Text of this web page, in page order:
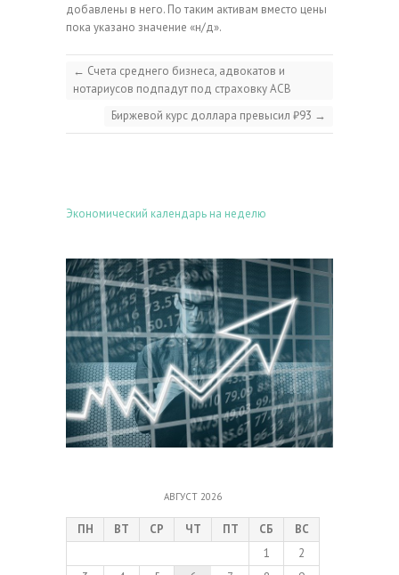
добавлены в него. По таким активам вместо цены
пока указано значение «н/д».
← Счета среднего бизнеса, адвокатов и
нотариусов подпадут под страховку АСВ
Биржевой курс доллара превысил ₽93 →
Экономический календарь на неделю
АВГУСТ 2026
ПН ВТ СР ЧТ ПТ СБ
ВС
1
2